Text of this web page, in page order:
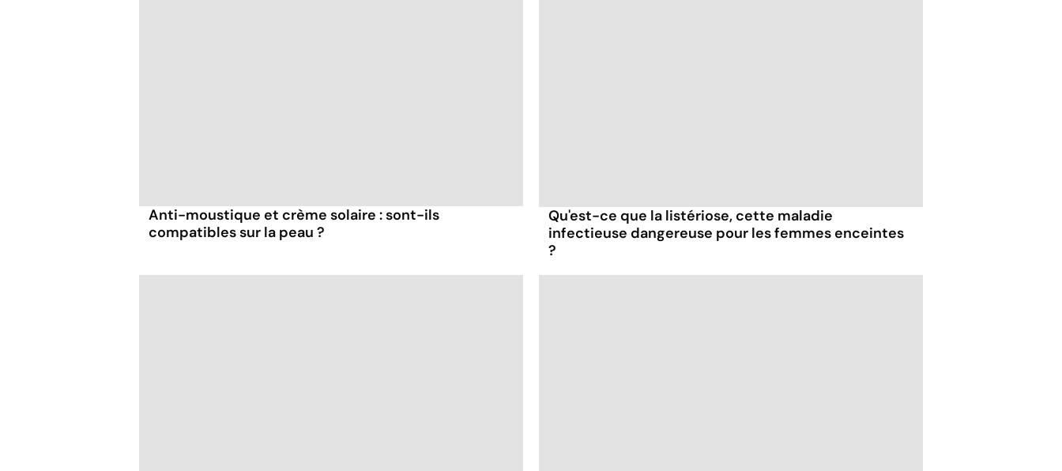
Anti-moustique et crème solaire : sont-ils
compatibles sur la peau ?
Qu'est-ce que la listériose, cette maladie
infectieuse dangereuse pour les femmes enceintes
?